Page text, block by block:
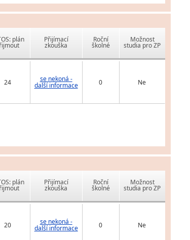
plán Přijímací
zkouška
Roční
školné
Možnost
studia pro ZP
24 se nekoná -
další informace 0 Ne
plán Přijímací
zkouška
Roční
školné
Možnost
studia pro ZP
20 se nekoná -
další informace 0 Ne